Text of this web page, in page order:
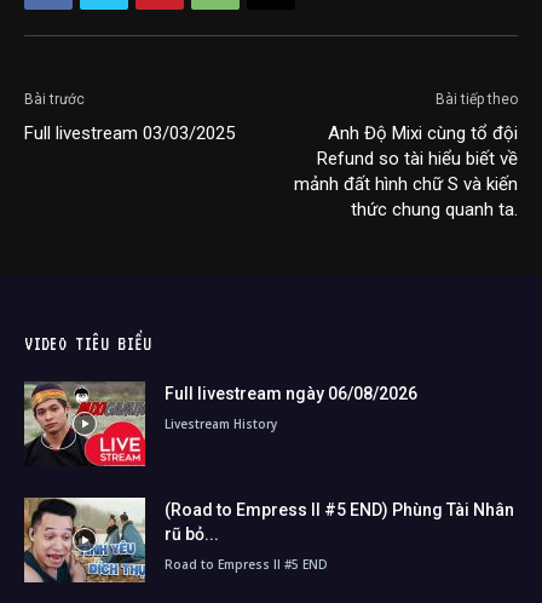
Bài trước
Full livestream 03/03/2025
Bài tiếp theo
Anh Độ Mixi cùng tổ đội
Refund so tài hiểu biết về
mảnh đất hình chữ S và kiến
thức chung quanh ta.
VIDEO TIÊU BIỂU
Full livestream ngày 06/08/2026
Livestream History
(Road to Empress II #5 END) Phùng Tài Nhân
rũ bỏ...
Road to Empress II #5 END